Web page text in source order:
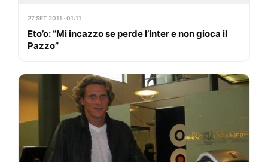
27 SET 2011 · 01:11
Eto’o: “Mi incazzo se perde l’Inter e non gioca il
Pazzo”